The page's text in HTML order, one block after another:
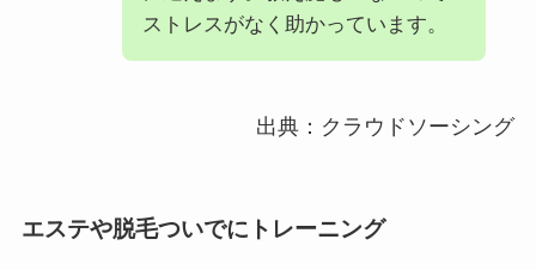
ストレスがなく助かっています。
出典：クラウドソーシング
エステや脱毛ついでにトレーニング